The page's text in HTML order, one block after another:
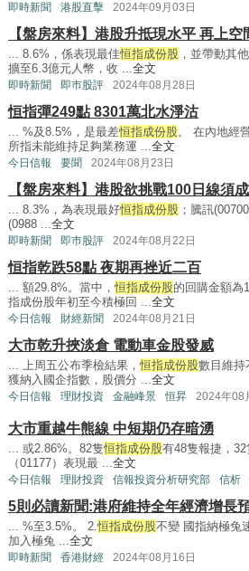
即時新聞 港股直擊 2024年09月03日
【盤房來料】港股升抵現水平 再上空
... 8.6%，係表現最佳恒指成份股 ，並帶動其
擴至6.3億元人幣，收 ...全文
即時新聞 即巿股評 2024年08月28日
恒指彈249點 8301萬北水淨沽
... %及8.5%，是最差恒指成份股。 在內地經
所指未能維持足夠業務運 ...全文
今日信報 要聞 2024年08月23日
【盤房來料】港股欲挑戰100日線須
... 8.3%，為表現最好恒指成份股 ；騰訊
(0988 ...全文
即時新聞 即巿股評 2024年08月22日
恒指乾跌58點 夜期再挫近二百
... 額29.8%。當中，恒指成份股的回購金額為
指成份股年初至今積極回 ...全文
今日信報 財經新聞 2024年08月21日
大市乾升挾淡倉 電動車金股發威
... 上周五公布季檢結果，恒指成份股數目維持
獲納入國企指數，股價分 ...全文
今日信報 理財投資 金融峰景 恒昇 2024年08
大市重越牛熊線 中短期仍存暗湧
... 或2.86%。82隻恒指成份股有48隻報捷，
（01177）表現最 ...全文
今日信報 理財投資 信報投資分析研究部 信析
5則必讀新聞:港府維持全年經濟增長
... %至3.5%。 2.恒指成份股不變 國指納極兔
加入極兔 ...全文
即時新聞 香港財經 2024年08月16日